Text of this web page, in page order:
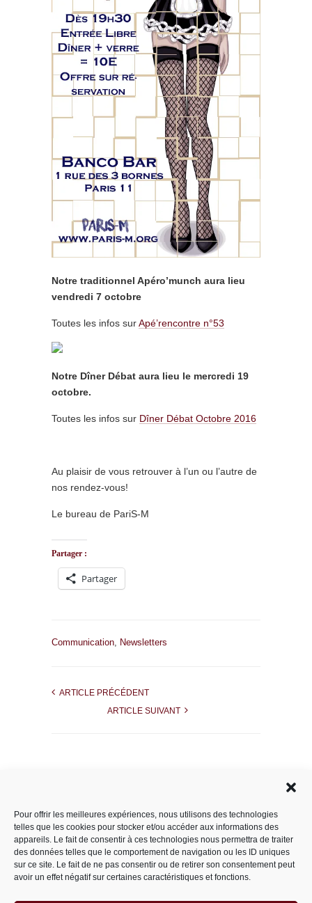
Pour offrir les meilleures expériences, nous utilisons des technologies
telles que les cookies pour stocker et/ou accéder aux informations des
appareils. Le fait de consentir à ces technologies nous permettra de traiter
des données telles que le comportement de navigation ou les ID uniques
sur ce site. Le fait de ne pas consentir ou de retirer son consentement peut
avoir un effet négatif sur certaines caractéristiques et fonctions.
Notre traditionnel Apéro’munch aura lieu
vendredi 7 octobre
Toutes les infos surApé’rencontre n°53
Notre Dîner Débat aura lieu le mercredi 19
octobre.
Toutes les infos sur Dîner Débat Octobre 2016
Au plaisir de vous retrouver à l’un ou l’autre de
nos rendez-vous!
Le bureau de PariS-M
Partager :
Partager
Communication Newsletters
ARTICLE PRÉCÉDENT
ARTICLE SUIVANT
Catégories